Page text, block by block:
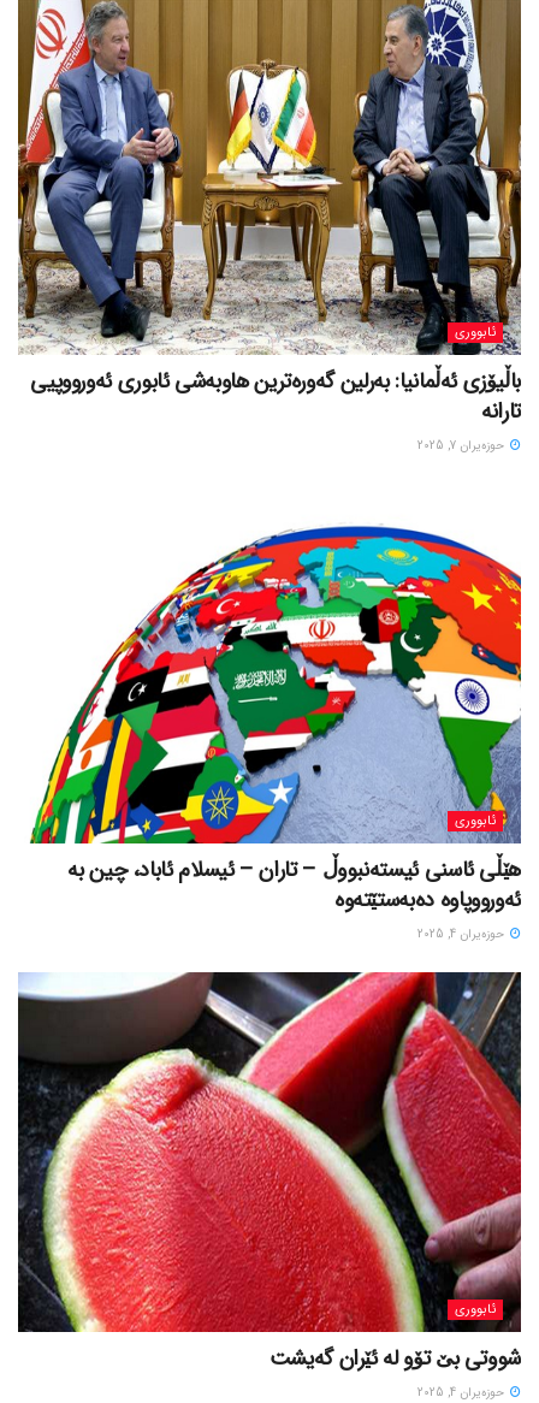
ئابووری
باڵیۆزی ئەڵمانیا: بەرلین گەورەترین هاوبەشی ئابوری ئەورووپیی
تارانە
حوزه‌یران 7, 2025
ئابووری
هێڵی ئاسنی ئیستەنبووڵ – تاران – ئیسلام ئاباد، چین بە
ئەورووپاوە دەبەستێتەوە
حوزه‌یران 4, 2025
ئابووری
شووتی بێ تۆو لە ئێران گەیشت
حوزه‌یران 4, 2025